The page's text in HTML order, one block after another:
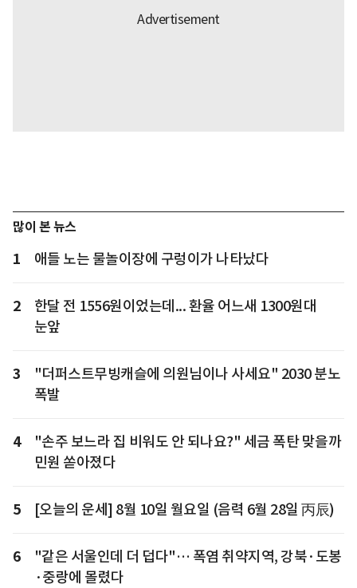
많이 본 뉴스
1 애들 노는 물놀이장에 구렁이가 나타났다
2
한달 전 1556원이었는데... 환율 어느새 1300원대
눈앞
3
"더퍼스트무빙캐슬에 의원님이나 사세요" 2030 분노
폭발
4
"손주 보느라 집 비워도 안 되나요?" 세금 폭탄 맞을까
민원 쏟아졌다
5 [오늘의 운세] 8월 10일 월요일 (음력 6월 28일 丙辰)
6
"같은 서울인데 더 덥다"… 폭염 취약지역, 강북·도봉
·중랑에 몰렸다